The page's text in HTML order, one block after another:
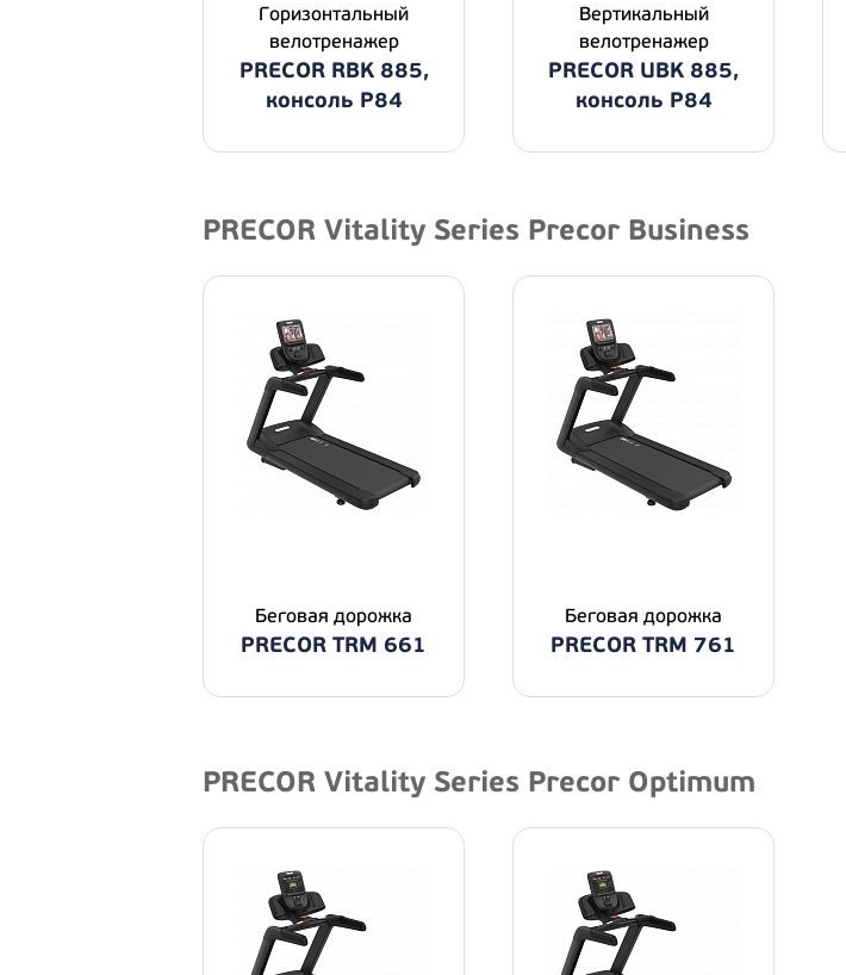
Горизонтальный
велотренажер
PRECOR RBK 885,
консоль P84
Вертикальный
велотренажер
PRECOR UBK 885,
консоль P84
PRECOR Vitality Series Precor Business
Беговая дорожка
PRECOR TRM 661
Беговая дорожка
PRECOR TRM 761
PRECOR Vitality Series Precor Optimum